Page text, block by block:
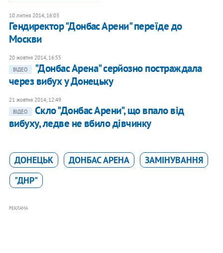
10 липня 2014, 16:03
Гендиректор "Донбас Арени" переїде до
Москви
20 жовтня 2014, 16:55
ВІДЕО
"Донбас Арена" серйозно постраждала
через вибух у Донецьку
21 жовтня 2014, 12:49
ВІДЕО
Скло "Донбас Арени", що впало від
вибуху, ледве не вбило дівчинку
ДОНЕЦЬК ДОНБАС АРЕНА
ЗАМІНУВАННЯ
"ДНР"
РЕКЛАМА